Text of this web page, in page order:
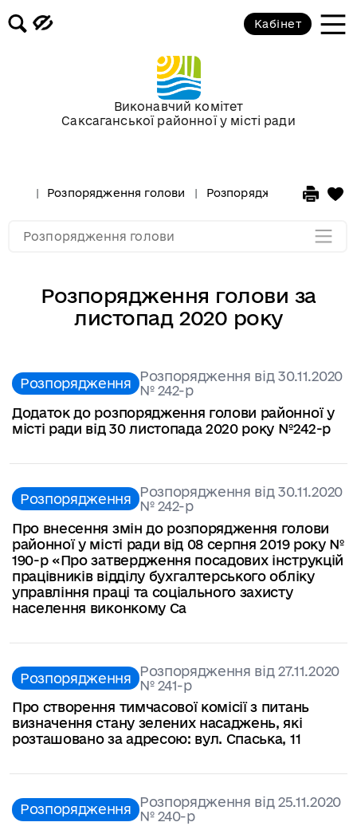
Виконавчий комітет
Саксаганської районної у місті ради
Кабінет
Розпорядження голови Розпорядження голови
Розпорядження голови за
листопад 2020 року
Розпорядження Розпорядження від 30.11.2020
№ 242-р
Додаток до розпорядження голови районної у
місті ради від 30 листопада 2020 року №242-р
Розпорядження Розпорядження від 30.11.2020
№ 242-р
Про внесення змін до розпорядження голови
районної у місті ради від 08 серпня 2019 року №
190-р «Про затвердження посадових інструкцій
працівників відділу бухгалтерського обліку
управління праці та соціального захисту
населення виконкому Са
Розпорядження Розпорядження від 27.11.2020
№ 241-р
Про створення тимчасової комісії з питань
визначення стану зелених насаджень, які
розташовано за адресою: вул. Спаська, 11
Розпорядження Розпорядження від 25.11.2020
№ 240-р
Розпорядження голови
Розпорядження голови за 2017 рік